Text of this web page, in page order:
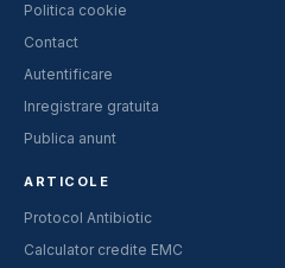
Politica cookie
Contact
Autentificare
Inregistrare gratuita
Publica anunt
ARTICOLE
Protocol Antibiotic
Calculator credite EMC